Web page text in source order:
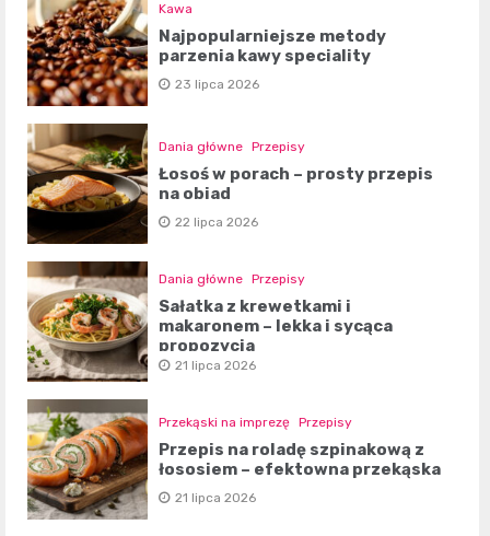
Kawa
Najpopularniejsze metody
parzenia kawy speciality
23 lipca 2026
Dania główne Przepisy
Łosoś w porach – prosty przepis
na obiad
22 lipca 2026
Dania główne Przepisy
Sałatka z krewetkami i
makaronem – lekka i sycąca
propozycja
21 lipca 2026
Przekąski na imprezę Przepisy
Przepis na roladę szpinakową z
łososiem – efektowna przekąska
21 lipca 2026